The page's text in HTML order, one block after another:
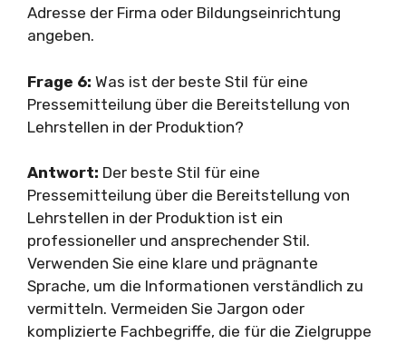
Adresse der Firma oder Bildungseinrichtung
angeben.
Frage 6: Was ist der beste Stil für eine
Pressemitteilung über die Bereitstellung von
Lehrstellen in der Produktion?
Antwort: Der beste Stil für eine
Pressemitteilung über die Bereitstellung von
Lehrstellen in der Produktion ist ein
professioneller und ansprechender Stil.
Verwenden Sie eine klare und prägnante
Sprache, um die Informationen verständlich zu
vermitteln. Vermeiden Sie Jargon oder
komplizierte Fachbegriffe, die für die Zielgruppe